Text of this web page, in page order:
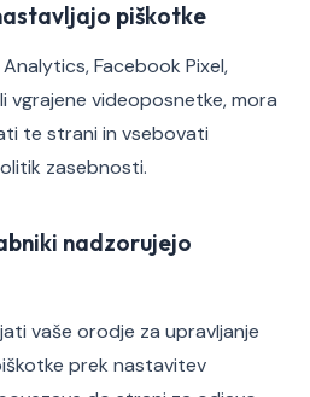
piškotke
Facebook Pixel,
vgrajene videoposnetke, mora
te strani in vsebovati
zasebnosti.
nadzorujejo
vaše orodje za upravljanje
prek nastavitev